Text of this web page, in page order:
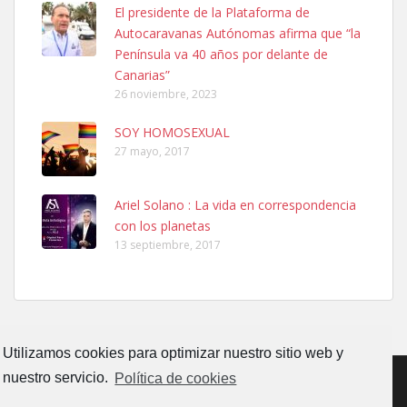
Utilizamos cookies para optimizar nuestro sitio web y
nuestro servicio. Política de cookies
Ninfa perdida
El día 5 se los perdió una ninfa papillera, asustada tiene miedo a la
calle, se perdió por la zon...
Leales.org » Gran Canaria | 6.7.2025
Adopcion
Leales.org » Gran Canaria | 4.7.2025
El presidente de la Plataforma de
Autocaravanas Autónomas afirma que “la
Península va 40 años por delante de
Canarias”
26 noviembre, 2023
SOY HOMOSEXUAL
27 mayo, 2017
Ariel Solano : La vida en correspondencia
con los planetas
13 septiembre, 2017